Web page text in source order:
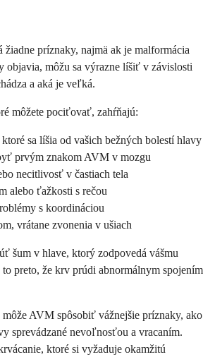
príznaky, najmä ak je malformácia
objavia, môžu sa výrazne líšiť v závislosti
a aká je veľká.
môžete pociťovať, zahŕňajú:
sa líšia od vašich bežných bolestí hlavy
prvým znakom AVM v mozgu
necitlivosť v častiach tela
alebo ťažkosti s rečou
s koordináciou
vrátane zvonenia v ušiach
šum v hlave, ktorý zodpovedá vášmu
to preto, že krv prúdi abnormálnym spojením
AVM spôsobiť vážnejšie príznaky, ako
sprevádzané nevoľnosťou a vracaním.
ktoré si vyžaduje okamžitú